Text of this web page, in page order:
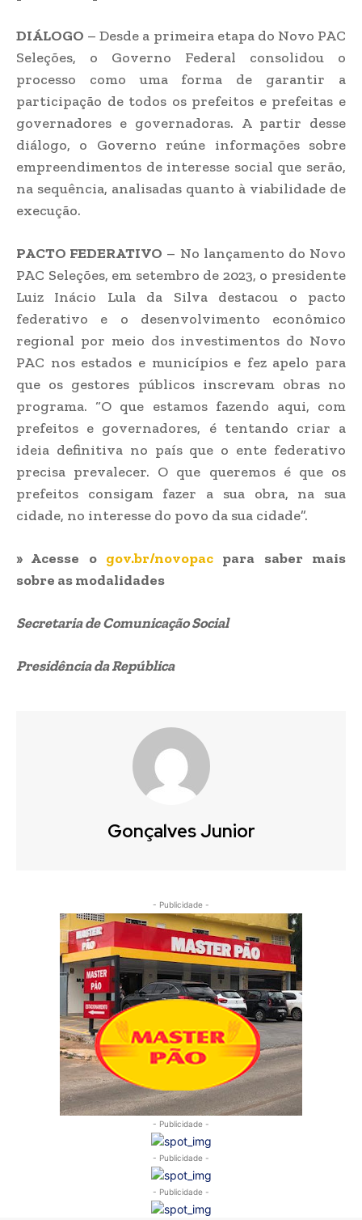
DIÁLOGO – Desde a primeira etapa do Novo PAC
Seleções, o Governo Federal consolidou o
processo como uma forma de garantir a
participação de todos os prefeitos e prefeitas e
governadores e governadoras. A partir desse
diálogo, o Governo reúne informações sobre
empreendimentos de interesse social que serão,
na sequência, analisadas quanto à viabilidade de
execução.
PACTO FEDERATIVO – No lançamento do Novo
PAC Seleções, em setembro de 2023, o presidente
Luiz Inácio Lula da Silva destacou o pacto
federativo e o desenvolvimento econômico
regional por meio dos investimentos do Novo
PAC nos estados e municípios e fez apelo para
que os gestores públicos inscrevam obras no
programa. “O que estamos fazendo aqui, com
prefeitos e governadores, é tentando criar a
ideia definitiva no país que o ente federativo
precisa prevalecer. O que queremos é que os
prefeitos consigam fazer a sua obra, na sua
cidade, no interesse do povo da sua cidade”.
» Acesse o gov.br/novopac para saber mais
sobre as modalidades
Secretaria de Comunicação Social
Presidência da República
Gonçalves Junior
- Publicidade -
- Publicidade -
- Publicidade -
- Publicidade -